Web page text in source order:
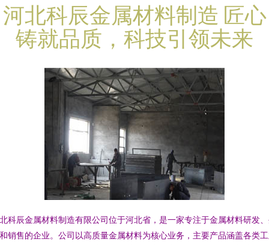
河北科辰金属材料制造 匠心
铸就品质，科技引领未来
科辰金属材料制造有限公司位于河北省，是一家专注于金属材料研发
销售的企业。公司以高质量金属材料为核心业务，主要产品涵盖各类